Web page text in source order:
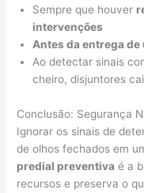
Sempre que houver
intervenções
Antes da entrega
Ao detectar sinais
cheiro, disjuntores
Conclusão: Segurança
Ignorar os sinais de
de olhos fechados em
predial preventiva é a
recursos e preserva o